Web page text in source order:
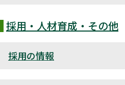
採用・人材育成・その他
採用の情報